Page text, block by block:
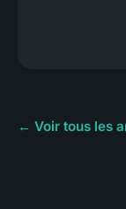
← Voir tous les